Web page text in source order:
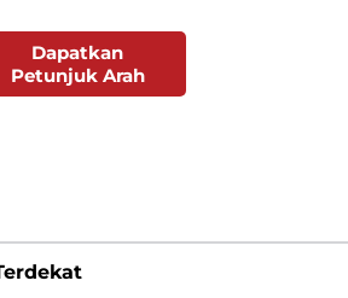
Dapatkan
Petunjuk Arah